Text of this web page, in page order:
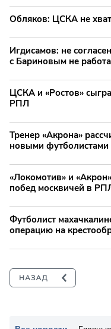
Обляков: ЦСКА не
Игдисамов: не
с Бариновым не
ЦСКА и «Ростов»
РПЛ
Тренер «Акрона»
новыми
«Локомотив» и
побед москвичей в
Футболист
операцию на